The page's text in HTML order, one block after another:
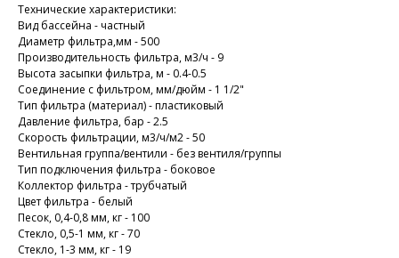
Технические характеристики:
Вид бассейна - частный
Диаметр фильтра,мм - 500
Производительность фильтра, м3/ч - 9
Высота засыпки фильтра, м - 0.4-0.5
Соединение с фильтром, мм/дюйм - 1 1/2"
Тип фильтра (материал) - пластиковый
Дaвление фильтра, бар - 2.5
Скорость фильтрации, м3/ч/м2 - 50
Вентильная группа/вентили - без вентиля/группы
Тип подключения фильтра - боковое
Коллектор фильтра - трубчатый
Цвет фильтра - белый
Песок, 0,4-0,8 мм, кг - 100
Стекло, 0,5-1 мм, кг - 70
Стекло, 1-3 мм, кг - 19